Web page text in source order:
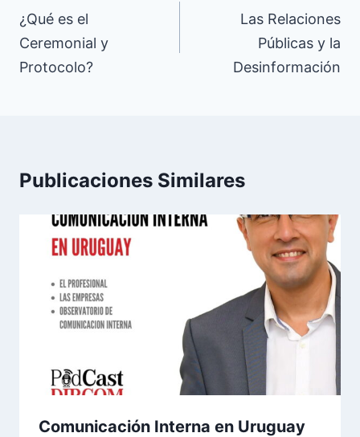
de
entradas
¿Qué es el
Ceremonial y
Protocolo?
Las Relaciones
Públicas y la
Desinformación
Publicaciones Similares
Comunicación Interna en Uruguay